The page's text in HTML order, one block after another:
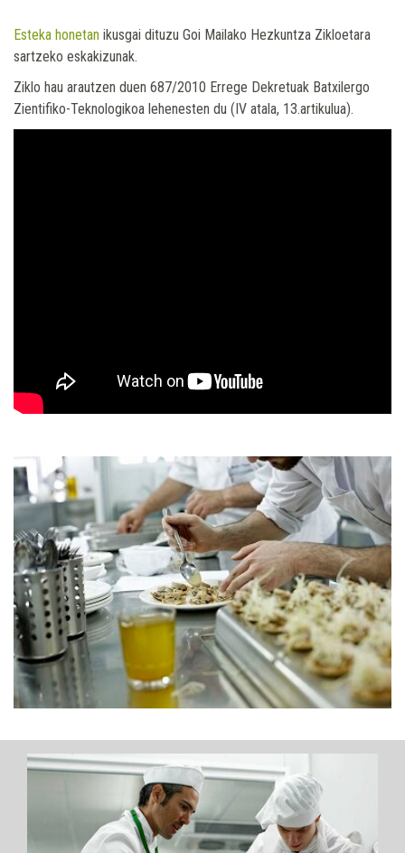
Esteka honetan ikusgai dituzu Goi Mailako Hezkuntza Zikloetara
sartzeko eskakizunak.
Ziklo hau arautzen duen 687/2010 Errege Dekretuak Batxilergo
Zientifiko-Teknologikoa lehenesten du (IV atala, 13.artikulua).